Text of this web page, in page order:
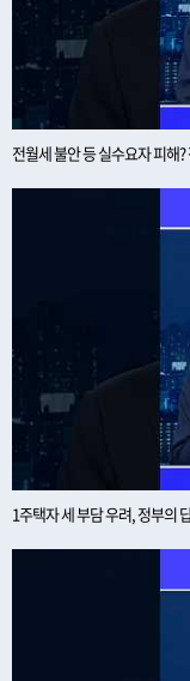
전월세 불안 등 실수요자 피해
1주택자 세 부담 우려, 정부의